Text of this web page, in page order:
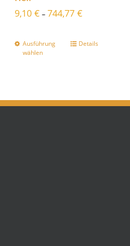
9,10 € – 744,77 €
Ausführung
wählen
Details